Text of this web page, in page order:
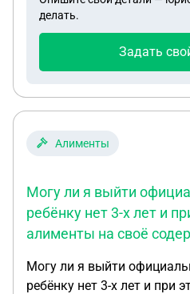
суд если у него вторая
делать.
Задать
Алименты
Могу ли я выйти
ребёнку нет 3-х лет и
алименты на своё
Могу ли я выйти
ребёнку нет 3-х лет и при